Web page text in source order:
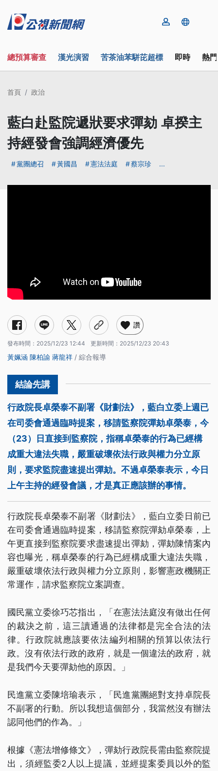
總預算審查 漢光演習 苦茶油苯駢芘超標 即時 熱
首頁 政治
藍白赴監院遞狀要求彈劾 卓揆主
持經發會強調經濟優先
黨團總召 黃國昌 憲法法庭 蔡宗珍 ...
讚
發布時間： 2025/12/23 12:44 更新時間： 2025/12/23 20:43
黃姵涵 陳柏諭 蔣龍祥 / 綜合報導
行政院長卓榮泰不副署《財劃法》，藍白立委上週已
在司委會通過臨時提案，移請監察院彈劾卓榮泰，今
（23）日直接到監察院，指稱卓榮泰的行為已經構
成重大違法失職，嚴重破壞依法行政與權力分立原
則，要求監院盡速提出彈劾。不過卓榮泰表示，今日
上午主持的經發會議，才是真正應該辦的事情。
行政院長卓榮泰不副署《財劃法》，藍白立委日前已
在司委會通過臨時提案，移請監察院彈劾卓榮泰，上
午更直接到監察院要求盡速提出彈劾，彈劾陳情案內
容也曝光，稱卓榮泰的行為已經構成重大違法失職，
嚴重破壞依法行政與權力分立原則，影響憲政機關正
常運作，請求監察院立案調查。
國民黨立委徐巧芯指出，「在憲法法庭沒有做出任何
的裁決之前，這三讀通過的法律都是完全合法的法
律。行政院就應該要依法編列相關的預算以依法行
政。沒有依法行政的政府，就是一個違法的政府，就
是我們今天要彈劾他的原因。」
民進黨立委陳培瑜表示，「民進黨團絕對支持卓院長
不副署的行動。所以我想這個部分，我當然沒有辦法
認同他們的作為。」
根據《憲法增修條文》，彈劾行政院長需由監察院提
出，須經監委2人以上提議，並經提案委員以外的監